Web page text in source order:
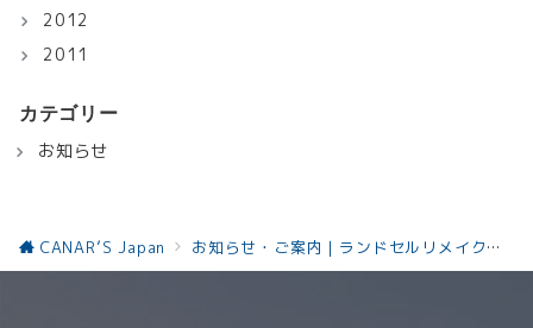
2012
2011
カテゴリー
お知らせ
CANAR’S Japan お知らせ・ご案内｜ランドセルリメイクと革製品の最新情報お知らせ